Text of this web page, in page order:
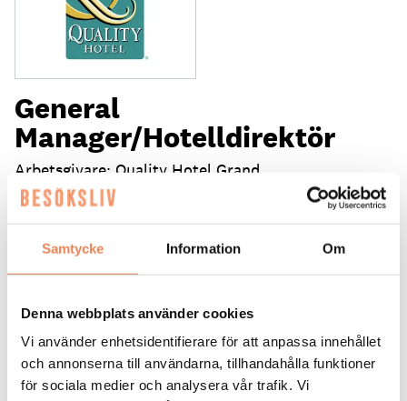
Samtycke Information Om
Denna webbplats använder cookies
Vi använder enhetsidentifierare för att anpassa innehållet
och annonserna till användarna, tillhandahålla funktioner
för sociala medier och analysera vår trafik. Vi
General
Manager/Hotelldirektör
Arbetsgivare: Quality Hotel Grand
Placeringsort: Falun
LÄS MER
25